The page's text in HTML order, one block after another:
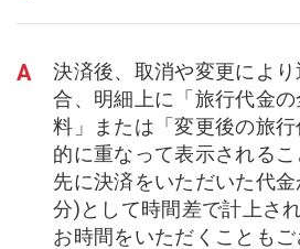
A
決済後、取消や変更によ
合、明細上に「旅行代金
料」または「変更後の旅
的に重なって表示されるこ
先に決済をいただいた代
分)として時間差で計上さ
お時間をいただくことも